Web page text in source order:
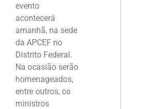
evento
acontecerá
amanhã, na sede
da APCEF no
Distrito Federal.
Na ocasião serão
homenageados,
entre outros, os
ministros